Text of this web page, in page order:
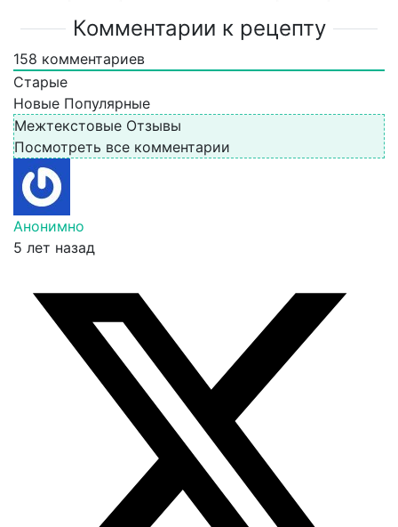
Комментарии к рецепту
158 комментариев
Старые
Новые Популярные
Межтекстовые Отзывы
Посмотреть все комментарии
Анонимно
5 лет назад